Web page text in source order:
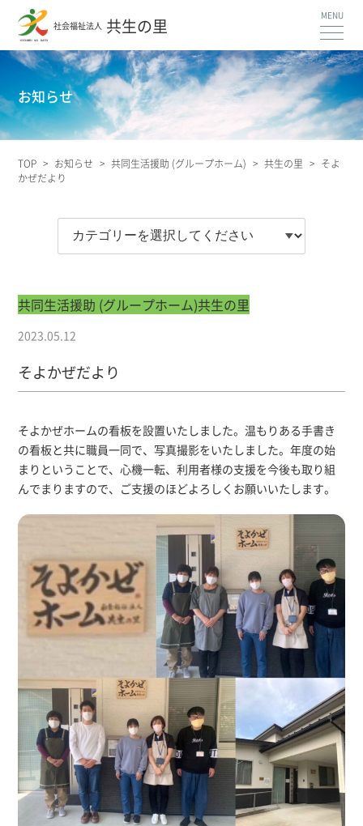
社会福祉法人 共生の里
お知らせ
TOP > お知らせ > 共同生活援助 (グループホーム) > 共生の里 > そよ
かぜだより
共同生活援助 (グループホーム)共生の里
2023.05.12
そよかぜだより
そよかぜホームの看板を設置いたしました。温もりある手書き
の看板と共に職員一同で、写真撮影をいたしました。年度の始
まりということで、心機一転、利用者様の支援を今後も取り組
んでまりますので、ご支援のほどよろしくお願いいたします。